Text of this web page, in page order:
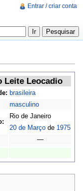
Leite Leocadio
brasileira
masculino
Rio de Janeiro
20 de Março de 1975
—
Entrar / criar conta